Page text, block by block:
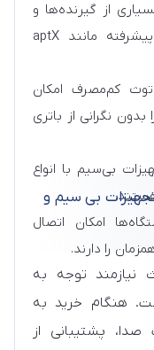
از گیرنده‌ها و
فرستنده‌ها از پروتکل‌های صوتی پیشرفته مانند aptX
کم‌مصرف امکان
نگرانی از باتری
بی‌سیم با انواع
امکان اتصال
را دارند.
بی سیم و
نیازمند توجه به
هنگام خرید به
صدا، پشتیبانی از